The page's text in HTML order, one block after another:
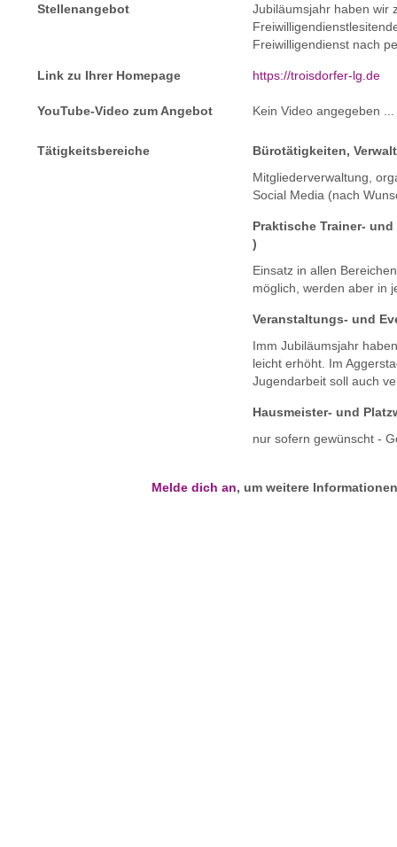
Stellenangebot
Jubiläumsjahr haben wir
Freiwilligendienst nach
Link zu Ihrer Homepage https://troisdorfer-lg.de
YouTube-Video zum Angebot Kein Video angegeben ...
Tätigkeitsbereiche
Bürotätigkeiten,
Mitgliederverwaltung,
Social Media (nach
Praktische Trainer-
)
Einsatz in allen
möglich, werden aber in
Veranstaltungs- und
Imm Jubiläumsjahr
leicht erhöht. Im
Jugendarbeit soll auch
Hausmeister- und
nur sofern gewünscht -
Melde dich an, um weitere